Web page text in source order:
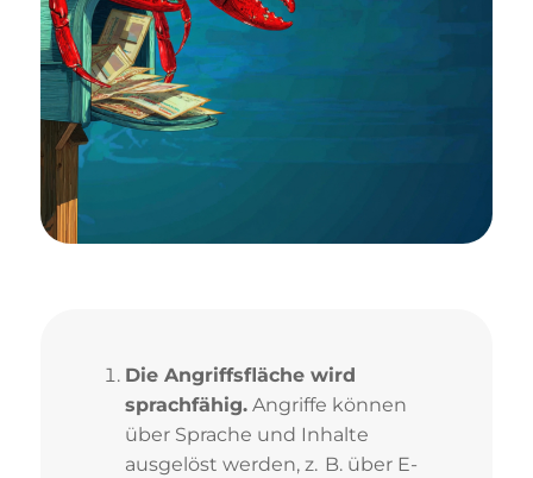
Die Angriffsfläche wird
sprachfähig.Angriffe können
über Sprache und Inhalte
ausgelöst werden, z. B. über E-